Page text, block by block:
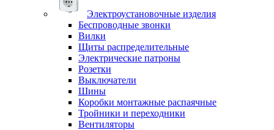
Электроустановочные изделия
Беспроводные звонки
Вилки
Щиты распределительные
Электрические патроны
Розетки
Выключатели
Шины
Коробки монтажные распаячные
Тройники и переходники
Вентиляторы